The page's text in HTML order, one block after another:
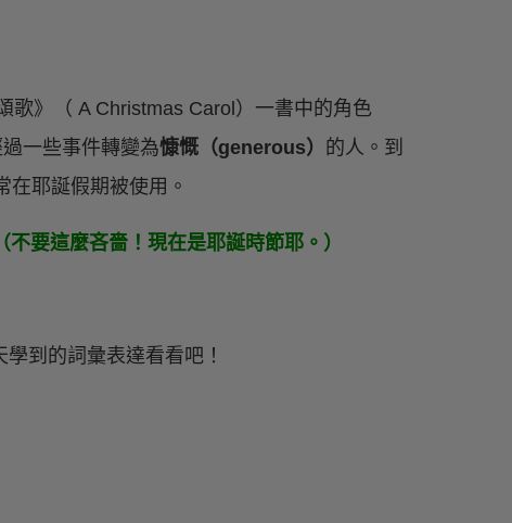
歌》（ A Christmas Carol）一書中的角色
一些事件轉變為慷慨（generous）
的人。到
在耶誕假期被使用。
要這麼吝嗇！現在是耶誕時節耶。）
到的詞彙表達看看吧！